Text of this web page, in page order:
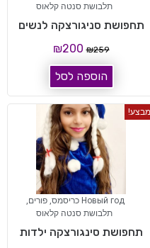
תלבושת סנטה קלאוס
תחפושת סניגורצקה לנשים
₪259
₪200
הוספה לסל
מבצע!
Новый год כריסמס ,פורים,
תלבושת סנטה קלאוס
תחפושת סינגורצקה ילדות